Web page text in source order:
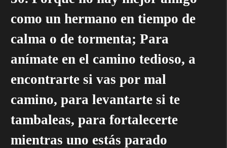
como un hermano en tiempo de
calma o de tormenta; Para
anímate en el camino tedioso, a
encontrarte si vas por mal
camino, para levantarte si te
tambaleas, para fortalecerte
mientras uno estás parado